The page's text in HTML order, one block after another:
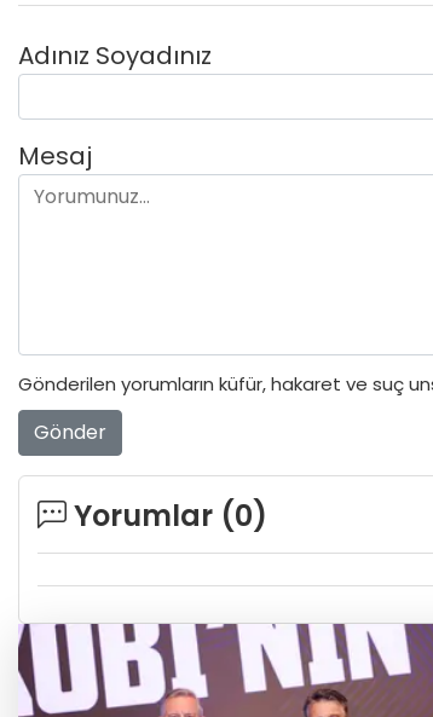
Adınız Soyadınız
Mesaj
Gönderilen yorumların küfür, hakaret ve suç
Gönder
Yorumlar (0)